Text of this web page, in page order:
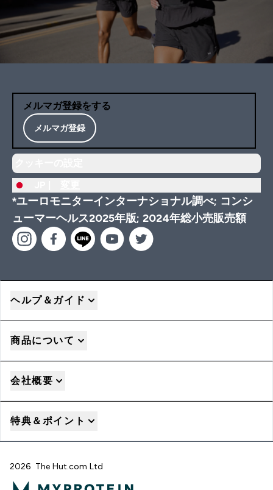
メルマガ登録をする
メルマガ登録
*ユーロモニターインターナショナル調べ; コンシ
ューマーヘルス2025年版; 2024年総小売販売額
ヘルプ＆ガイド
商品について
会社概要
特典＆ポイント
2026 The Hut.com Ltd